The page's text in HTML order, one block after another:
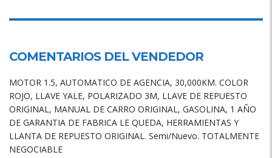
COMENTARIOS DEL VENDEDOR
MOTOR 1.5, AUTOMATICO DE AGENCIA, 30,000KM. COLOR
ROJO, LLAVE YALE, POLARIZADO 3M, LLAVE DE REPUESTO
ORIGINAL, MANUAL DE CARRO ORIGINAL, GASOLINA, 1 AÑO
DE GARANTIA DE FABRICA LE QUEDA, HERRAMIENTAS Y
LLANTA DE REPUESTO ORIGINAL. Semi/Nuevo. TOTALMENTE
NEGOCIABLE